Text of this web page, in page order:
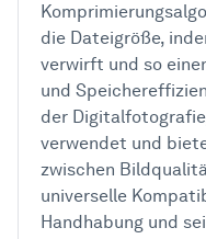
die Dateigröße,
verwirft und so
und
der
verwendet und
zwischen
universelle
Handhabung und